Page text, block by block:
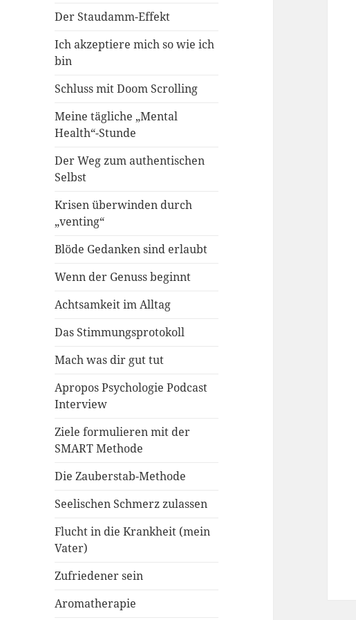
Der Staudamm-Effekt
Ich akzeptiere mich so wie ich
bin
Schluss mit Doom Scrolling
Meine tägliche „Mental
Health“-Stunde
Der Weg zum authentischen
Selbst
Krisen überwinden durch
„venting“
Blöde Gedanken sind erlaubt
Wenn der Genuss beginnt
Achtsamkeit im Alltag
Das Stimmungsprotokoll
Mach was dir gut tut
Apropos Psychologie Podcast
Interview
Ziele formulieren mit der
SMART Methode
Die Zauberstab-Methode
Seelischen Schmerz zulassen
Flucht in die Krankheit (mein
Vater)
Zufriedener sein
Aromatherapie